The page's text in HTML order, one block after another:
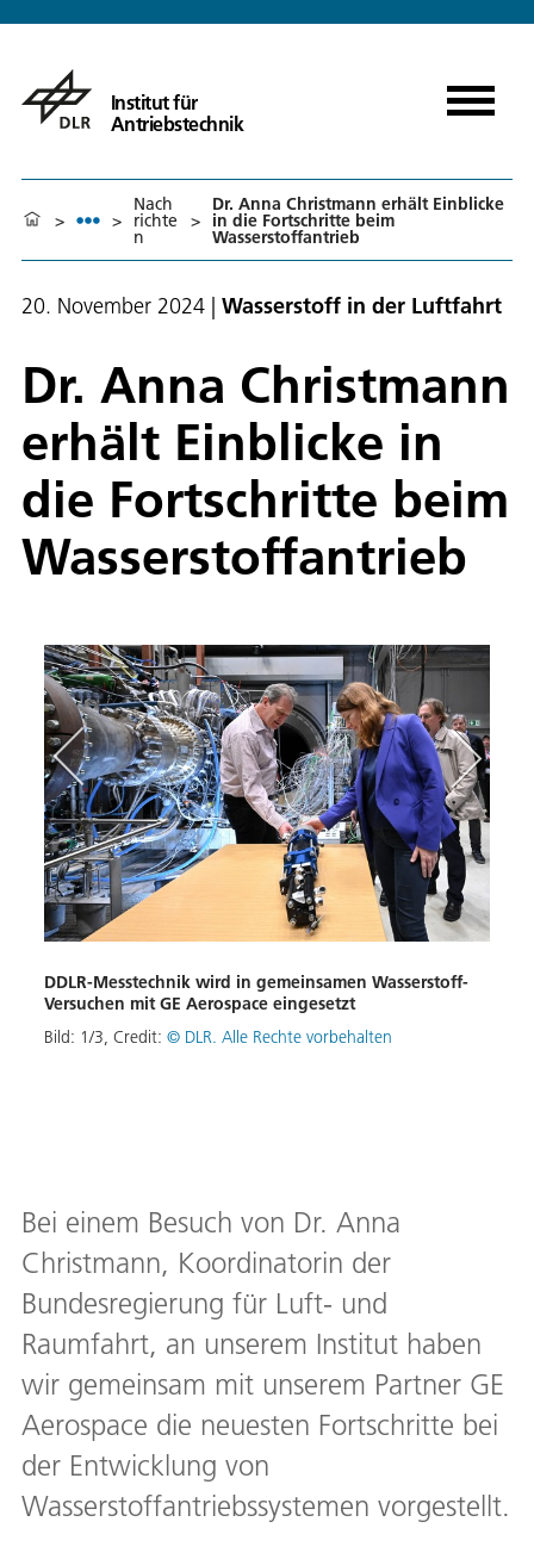
Institut für
Antriebstechnik
> >
Nach
richte
n
>
Dr. Anna Christmann erhält Einblicke
in die Fortschritte beim
Wasserstoffantrieb
20. November 2024 | Wasserstoff in der Luftfahrt
Dr. Anna Christmann
erhält Einblicke in
die Fortschritte beim
Wasserstoffantrieb
DDLR-Messtechnik wird in gemeinsamen Wasserstoff-
Versuchen mit GE Aerospace eingesetzt
Bild: 1/3, Credit: © DLR. Alle Rechte vorbehalten
Bei einem Besuch von Dr. Anna
Christmann, Koordinatorin der
Bundesregierung für Luft- und
Raumfahrt, an unserem Institut haben
wir gemeinsam mit unserem Partner GE
Aerospace die neuesten Fortschritte bei
der Entwicklung von
Wasserstoffantriebssystemen vorgestellt.